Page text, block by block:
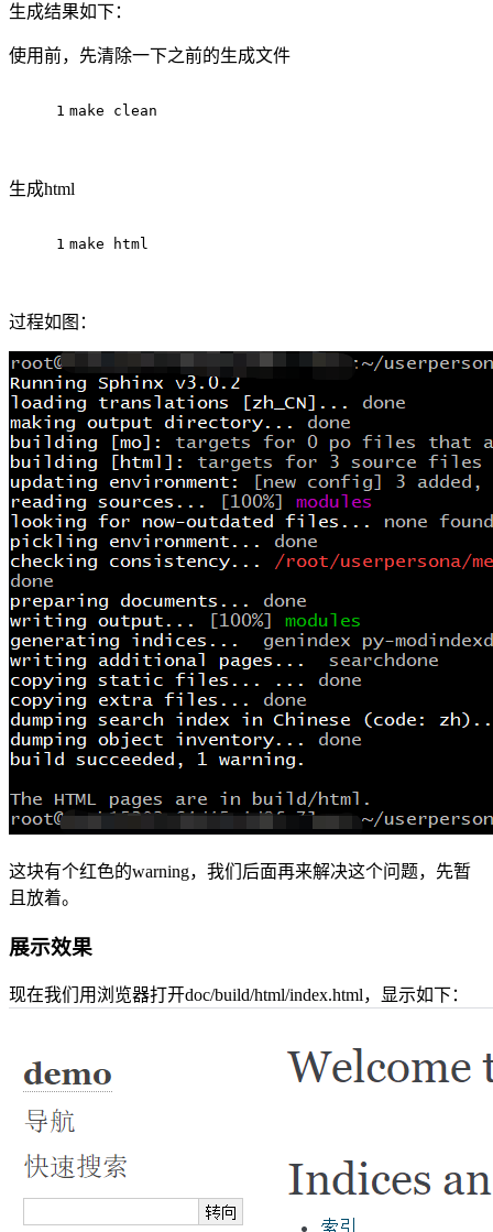
生成结果如下：
使用前，先清除一下之前的生成文件
1 make clean
生成html
1 make html
过程如图：
这块有个红色的warning，我们后面再来解决这个问题，先暂
且放着。
展示效果
现在我们用浏览器打开doc/build/html/index.html，显示如下：